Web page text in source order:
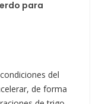
para
del
de forma